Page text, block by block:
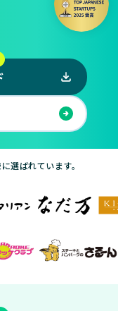
選ばれています。